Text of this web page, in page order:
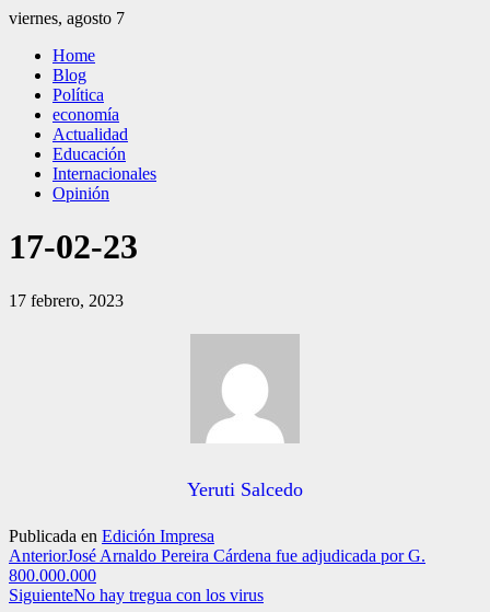
Saltar
contenido
viernes, agosto 7
El Independiente
El independiente Libre y Transparente
Home
Blog
Política
economía
Actualidad
Educación
Internacionales
Opinión
17-02-23
17 febrero, 2023
Yeruti Salcedo
Publicada en Edición Impresa
AnteriorJosé Arnaldo Pereira Cárdena fue adjudicada por G.
800.000.000
SiguienteNo hay tregua con los virus